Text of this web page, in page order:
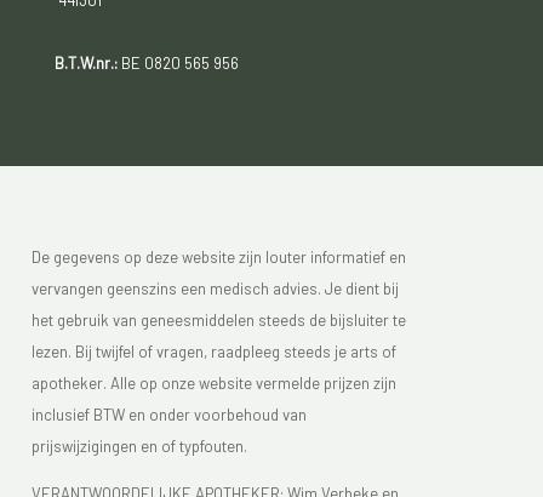
B.T.W.nr.:BE 0820 565 956
De gegevens op deze website zijn louter informatief en
vervangen geenszins een medisch advies. Je dient bij
het gebruik van geneesmiddelen steeds de bijsluiter te
lezen. Bij twijfel of vragen, raadpleeg steeds je arts of
apotheker. Alle op onze website vermelde prijzen zijn
inclusief BTW en onder voorbehoud van
prijswijzigingen en of typfouten.
VERANTWOORDELIJKE APOTHEKER: Wim Verbeke en